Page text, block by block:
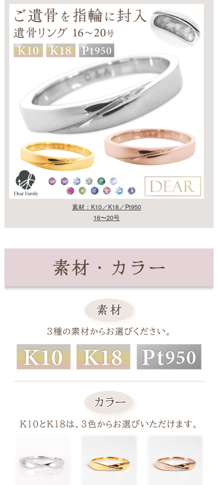
素材：K10／K18／Pt950
16〜20号